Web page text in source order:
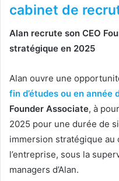
cabinet de
Alan recrute son CEO
stratégique en 2025
Alan ouvre une
fin d’études ou en année
Founder Associate, à
2025 pour une durée de
immersion stratégique
l’entreprise, sous la
managers d’Alan.